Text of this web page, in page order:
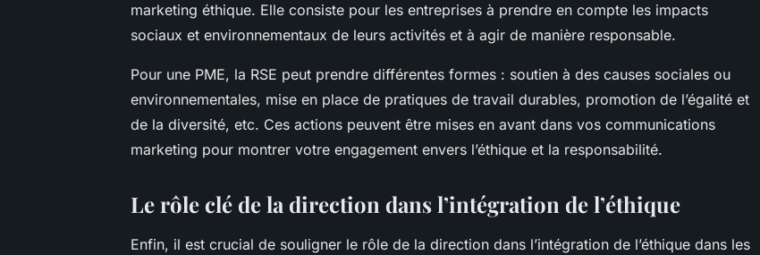
marketing éthique. Elle consiste pour les entreprises à prendre en compte les impacts
sociaux et environnementaux de leurs activités et à agir de manière responsable.
Pour une PME, la RSE peut prendre différentes formes : soutien à des causes sociales ou
environnementales, mise en place de pratiques de travail durables, promotion de l’égalité et
de la diversité, etc. Ces actions peuvent être mises en avant dans vos communications
marketing pour montrer votre engagement envers l’éthique et la responsabilité.
Le rôle clé de la direction dans l’intégration de l’éthique
Enfin, il est crucial de souligner le rôle de la direction dans l’intégration de l’éthique dans les